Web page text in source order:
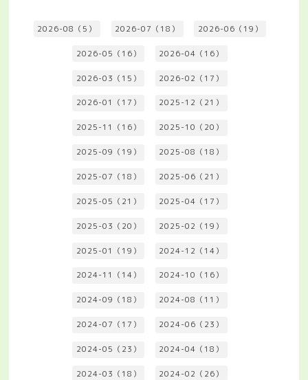
2026-08（5） 2026-07（18） 2026-06（19）
2026-05（16） 2026-04（16）
2026-03（15） 2026-02（17）
2026-01（17） 2025-12（21）
2025-11（16） 2025-10（20）
2025-09（19） 2025-08（18）
2025-07（18） 2025-06（21）
2025-05（21） 2025-04（17）
2025-03（20） 2025-02（19）
2025-01（19） 2024-12（14）
2024-11（14） 2024-10（16）
2024-09（18） 2024-08（11）
2024-07（17） 2024-06（23）
2024-05（23） 2024-04（18）
2024-03（18） 2024-02（26）